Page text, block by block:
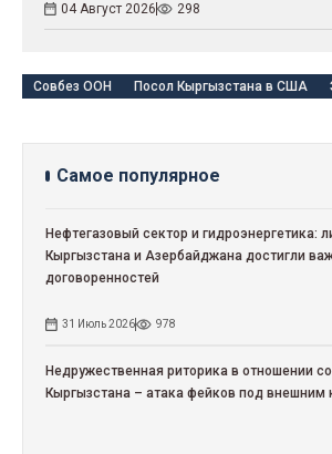
04 Август 2026 298
Совбез ООН Посол Кыргызстана в США
Самое популярное
Нефтегазовый сектор и гидроэнергетика:
Кыргызстана и Азербайджана достигли
договоренностей
31 Июль 2026 978
Недружественная риторика в отношении
Кыргызстана – атака фейков под внешним